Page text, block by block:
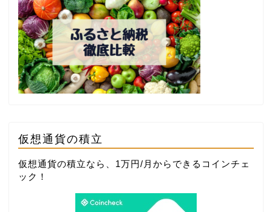
仮想通貨の積立
仮想通貨の積立なら、1万円/月からできる コインチェ
ック ！